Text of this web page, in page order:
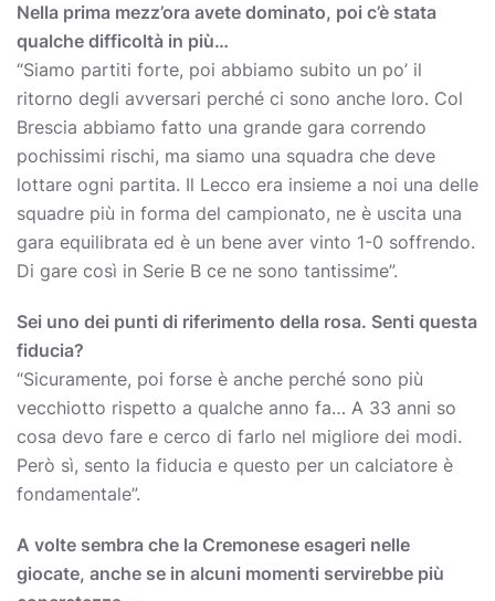
Nella prima mezz’ora avete dominato, poi c’è stata
qualche difficoltà in più…
“Siamo partiti forte, poi abbiamo subito un po’ il
ritorno degli avversari perché ci sono anche loro. Col
Brescia abbiamo fatto una grande gara correndo
pochissimi rischi, ma siamo una squadra che deve
lottare ogni partita. Il Lecco era insieme a noi una delle
squadre più in forma del campionato, ne è uscita una
gara equilibrata ed è un bene aver vinto 1-0 soffrendo.
Di gare così in Serie B ce ne sono tantissime”.
Sei uno dei punti di riferimento della rosa. Senti questa
fiducia?
“Sicuramente, poi forse è anche perché sono più
vecchiotto rispetto a qualche anno fa… A 33 anni so
cosa devo fare e cerco di farlo nel migliore dei modi.
Però sì, sento la fiducia e questo per un calciatore è
fondamentale”.
A volte sembra che la Cremonese esageri nelle
giocate, anche se in alcuni momenti servirebbe più